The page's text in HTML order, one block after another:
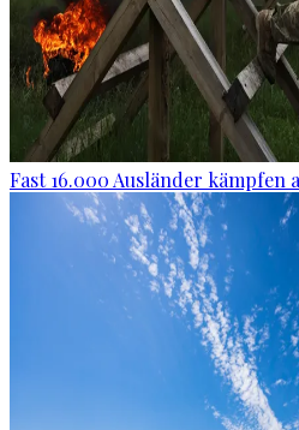
Fast 16.000 Ausländer kämpfen